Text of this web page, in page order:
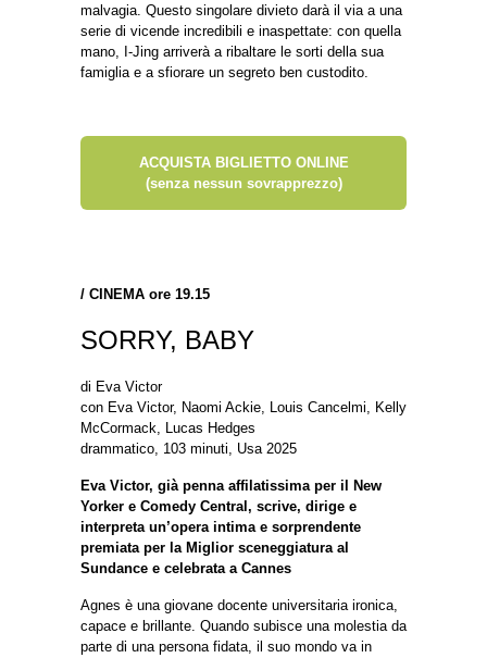
malvagia. Questo singolare divieto darà il via a una
serie di vicende incredibili e inaspettate: con quella
mano, I-Jing arriverà a ribaltare le sorti della sua
famiglia e a sfiorare un segreto ben custodito.
ACQUISTA BIGLIETTO ONLINE
(senza nessun sovrapprezzo)
/ CINEMA ore 19.15
SORRY, BABY
di Eva Victor
con Eva Victor, Naomi Ackie, Louis Cancelmi, Kelly
McCormack, Lucas Hedges
drammatico, 103 minuti, Usa 2025
Eva Victor, già penna affilatissima per il New
Yorker e Comedy Central, scrive, dirige e
interpreta un’opera intima e sorprendente
premiata per la Miglior sceneggiatura al
Sundance e celebrata a Cannes
Agnes è una giovane docente universitaria ironica,
capace e brillante. Quando subisce una molestia da
parte di una persona fidata, il suo mondo va in